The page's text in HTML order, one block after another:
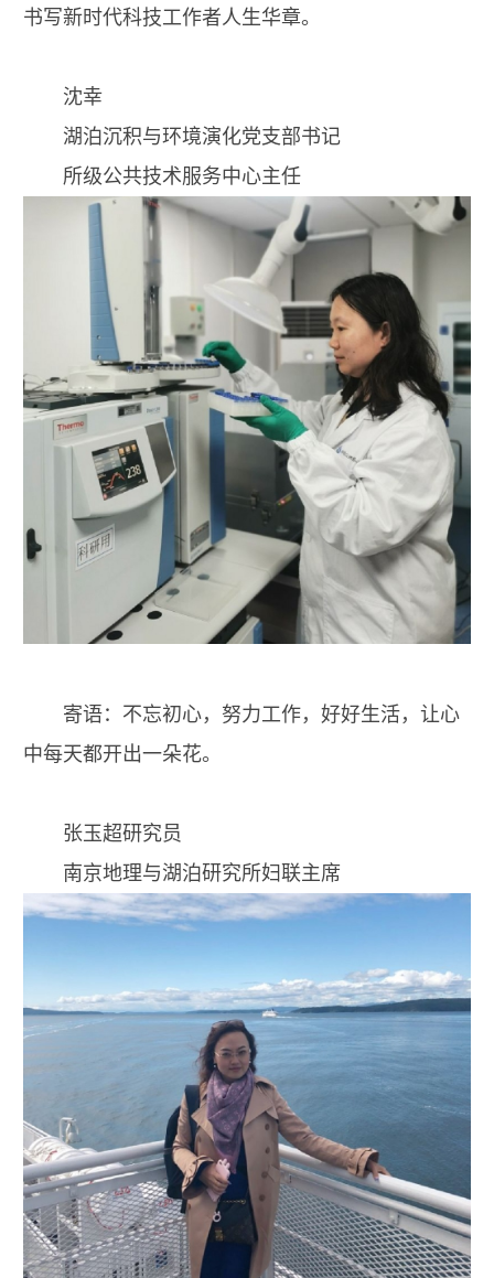
书写新时代科技工作者人生华章。
沈幸
湖泊沉积与环境演化党支部书记
所级公共技术服务中心主任
寄语：不忘初心，努力工作，好好生活，让心
中每天都开出一朵花。
张玉超研究员
南京地理与湖泊研究所妇联主席